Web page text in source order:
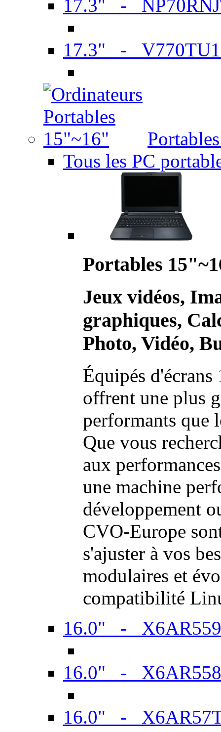
17.3" -
17.3" -
Tous les PC
Portables
Jeux vidéos,
graphiques,
Photo, Vidéo,
Équipés
offrent une plus
performants que
Que vous
aux
une machine
développement
CVO-Europe
s'ajuster à vos
modulaires et
compatibilité
16.0" -
16.0" -
16.0" -